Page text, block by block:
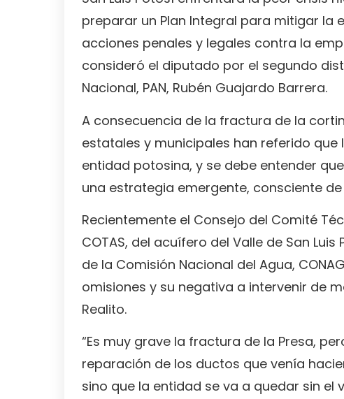
preparar un Plan Integral para mitigar la
acciones penales y legales contra la
consideró el diputado por el segundo
Nacional, PAN, Rubén Guajardo Barrera.
A consecuencia de la fractura de la
estatales y municipales han referido
entidad potosina, y se debe entender
una estrategia emergente, consciente
Recientemente el Consejo del Comité
COTAS, del acuífero del Valle de San
de la Comisión Nacional del Agua,
omisiones y su negativa a intervenir de
Realito.
“Es muy grave la fractura de la Presa,
reparación de los ductos que venía
sino que la entidad se va a quedar sin el